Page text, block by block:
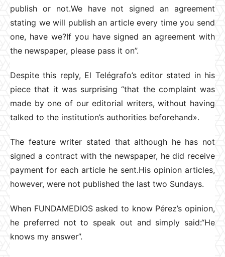
publish or not.We have not signed an agreement
stating we will publish an article every time you send
one, have we?If you have signed an agreement with
the newspaper, please pass it on”.
Despite this reply, El Telégrafo’s editor stated in his
piece that it was surprising “that the complaint was
made by one of our editorial writers, without having
talked to the institution’s authorities beforehand».
The feature writer stated that although he has not
signed a contract with the newspaper, he did receive
payment for each article he sent.His opinion articles,
however, were not published the last two Sundays.
When FUNDAMEDIOS asked to know Pérez’s opinion,
he preferred not to speak out and simply said:“He
knows my answer”.